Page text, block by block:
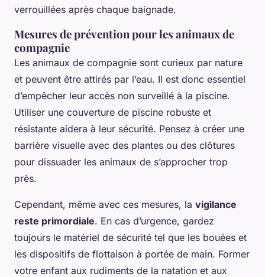
verrouillées après chaque baignade.
Mesures de prévention pour les animaux de
compagnie
Les animaux de compagnie sont curieux par nature
et peuvent être attirés par l’eau. Il est donc essentiel
d’empêcher leur accès non surveillé à la piscine.
Utiliser une couverture de piscine robuste et
résistante aidera à leur sécurité. Pensez à créer une
barrière visuelle avec des plantes ou des clôtures
pour dissuader les animaux de s’approcher trop
près.
Cependant, même avec ces mesures, la vigilance
reste primordiale. En cas d’urgence, gardez
toujours le matériel de sécurité tel que les bouées et
les dispositifs de flottaison à portée de main. Former
votre enfant aux rudiments de la natation et aux